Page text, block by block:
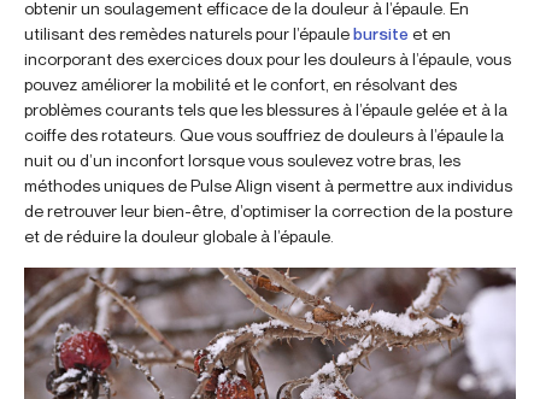
obtenir un soulagement efficace de la douleur à l’épaule. En
utilisant des remèdes naturels pour l’épaulebursite et en
incorporant des exercices doux pour les douleurs à l’épaule, vous
pouvez améliorer la mobilité et le confort, en résolvant des
problèmes courants tels que les blessures à l’épaule gelée et à la
coiffe des rotateurs. Que vous souffriez de douleurs à l’épaule la
nuit ou d’un inconfort lorsque vous soulevez votre bras, les
méthodes uniques de Pulse Align visent à permettre aux individus
de retrouver leur bien-être, d’optimiser la correction de la posture
et de réduire la douleur globale à l’épaule.